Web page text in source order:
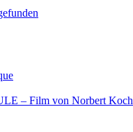
– Film von Norbert Koch